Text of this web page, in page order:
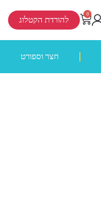
0
להורדת הקטלוג
חצר וספורט